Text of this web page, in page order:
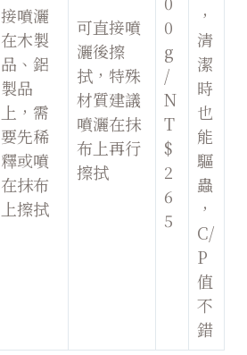
接噴灑
在木製
品、鋁
製品
上，需
要先稀
釋或噴
在抹布
上擦拭
可直接噴
灑後擦
拭，特殊
材質建議
噴灑在抹
布上再行
擦拭
0
g
/
N
T
$
2
6
5
，
清
潔
時
也
能
驅
蟲
，
C/
P
值
不
錯